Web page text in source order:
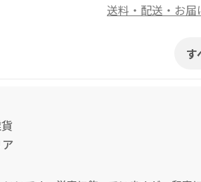
送料・配送・お届
す